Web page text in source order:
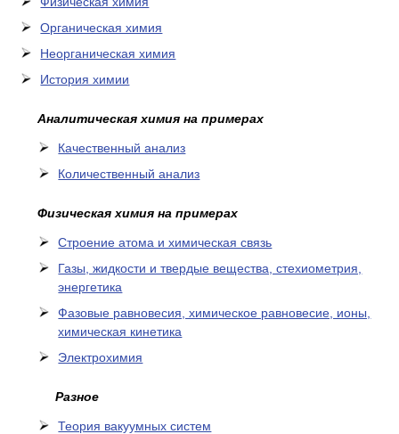
Органическая химия
Неорганическая химия
История химии
Аналитическая химия на примерах
Качественный анализ
Количественный анализ
Физическая химия на примерах
Cтроение атома и химическая связь
Газы, жидкости и твердые вещества, стехиометрия,
энергетика
Фазовые равновесия, химическое равновесие, ионы,
химическая кинетика
Электрохимия
Разное
Теория вакуумных систем